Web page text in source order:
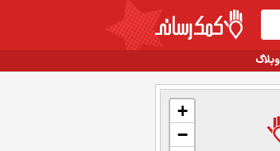
وبلاگ
+
−